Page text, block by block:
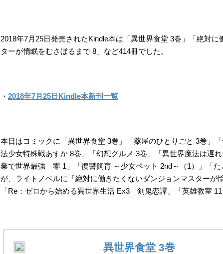
2018年7月25日発売されたKindle本は「異世界食堂 3巻」「絶対に
ターが惰眠をむさぼるまで 8」など414冊でした。
・ 2018年7月25日Kindle本新刊一覧
本日はコミックに「異世界食堂 3巻」「薬屋のひとりごと 3巻」
法少女特殊戦あすか 8巻」「幻想グルメ 3巻」「異世界魔法は遅
業で世界最強 零 1」「復讐飼育 ～少女ペット 2nd～（1）」「
が、ライトノベルに「絶対に働きたくないダンジョンマスターが
「Re：ゼロから始める異世界生活 Ex3 剣鬼恋譚」「英雄教室 11
異世界食堂 3巻